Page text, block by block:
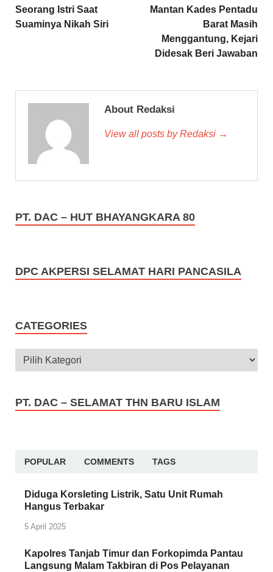
Seorang Istri Saat
Suaminya Nikah Siri
Mantan Kades Pentadu
Barat Masih
Menggantung, Kejari
Didesak Beri Jawaban
About Redaksi
View all posts by Redaksi →
PT. DAC – HUT BHAYANGKARA 80
DPC AKPERSI SELAMAT HARI PANCASILA
CATEGORIES
PT. DAC – SELAMAT THN BARU ISLAM
POPULAR COMMENTS TAGS
Diduga Korsleting Listrik, Satu Unit Rumah
Hangus Terbakar
5 April 2025
Kapolres Tanjab Timur dan Forkopimda Pantau
Langsung Malam Takbiran di Pos Pelayanan